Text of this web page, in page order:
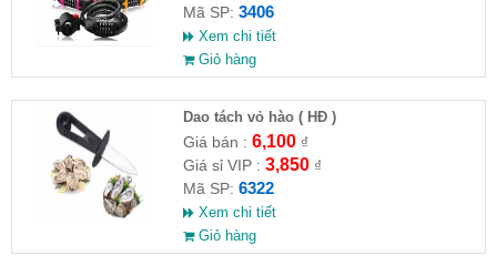
Mã SP: 3406
Xem chi tiết
Giỏ hàng
Dao tách vỏ hào ( HĐ )
Giá bán : 6,100₫
Giá sỉ VIP : 3,850₫
Mã SP: 6322
Xem chi tiết
Giỏ hàng